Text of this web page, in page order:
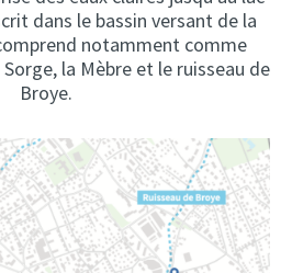
dans le bassin versant de la
notamment comme
la Mèbre et le ruisseau de
Broye.